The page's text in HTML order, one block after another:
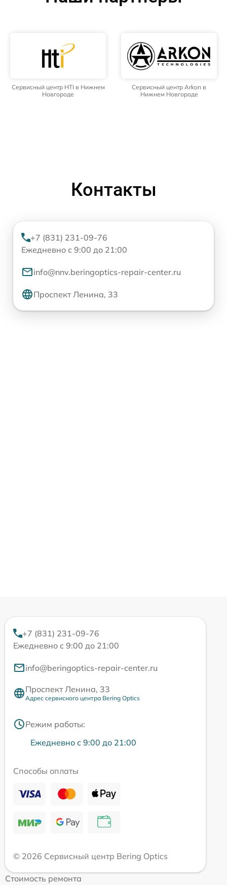
Сервисный центр HTI в Нижнем
Новгороде
Сервисный центр Arkon в
Нижнем Новгороде
Контакты
+7 (831) 231-09-76
Ежедневно с 9:00 до 21:00
info@nnv.beringoptics-repair-center.ru
Проспект Ленина, 33
+7 (831) 231-09-76
Ежедневно с 9:00 до 21:00
info@beringoptics-repair-center.ru
Проспект Ленина, 33
Адрес сервисного центра Bering Optics
Режим работы:
Ежедневно с 9:00 до 21:00
Способы оплаты
© 2026 Сервисный центр Bering Optics
Стоимость ремонта